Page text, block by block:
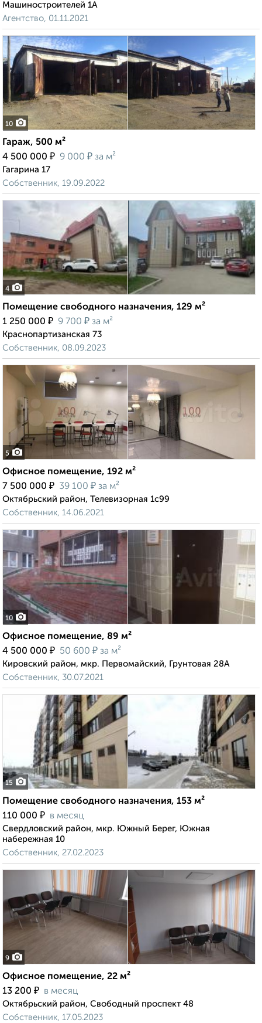
Машиностроителей 1А
Агентство, 01.11.2021
10
Гараж, 500 м²
4 500 000 ₽ 9 000 ₽ за м²
Гагарина 17
Собственник, 19.09.2022
4
Помещение свободного назначения, 129 м²
1 250 000 ₽ 9 700 ₽ за м²
Краснопартизанская 73
Собственник, 08.09.2023
5
Офисное помещение, 192 м²
7 500 000 ₽ 39 100 ₽ за м²
Октябрьский район, Телевизорная 1с99
Собственник, 14.06.2021
10
Офисное помещение, 89 м²
4 500 000 ₽ 50 600 ₽ за м²
Кировский район, мкр. Первомайский, Грунтовая 28А
Собственник, 30.07.2021
15
Помещение свободного назначения, 153 м²
110 000 ₽ в месяц
Свердловский район, мкр. Южный Берег, Южная
набережная 10
Собственник, 27.02.2023
9
Офисное помещение, 22 м²
13 200 ₽ в месяц
Октябрьский район, Свободный проспект 48
Собственник, 17.05.2023